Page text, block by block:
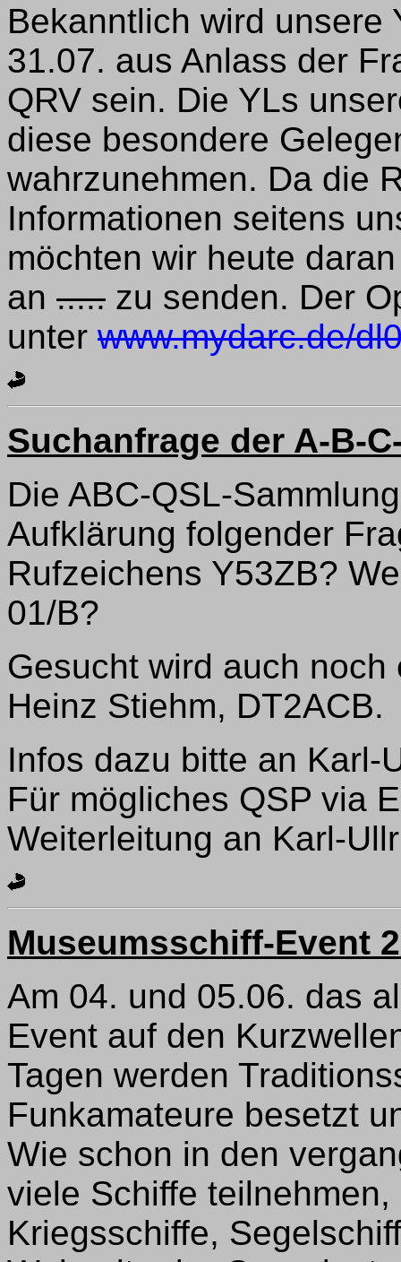
Bekanntlich wird unsere
31.07. aus Anlass der
QRV sein. Die YLs
diese besondere
wahrzunehmen. Da die
Informationen seitens
möchten wir heute
an ..... zu senden. Der
unter www.mydarc.de/
Suchanfrage der A-B-
Die ABC-QSL-
Aufklärung folgender
Rufzeichens Y53ZB?
01/B?
Gesucht wird auch
Heinz Stiehm, DT2ACB.
Infos dazu bitte an Karl-
Für mögliches QSP via
Weiterleitung an Karl-
Museumsschiff-Event
Am 04. und 05.06. das
Event auf den
Tagen werden
Funkamateure besetzt
Wie schon in den
viele Schiffe
Kriegsschiffe,